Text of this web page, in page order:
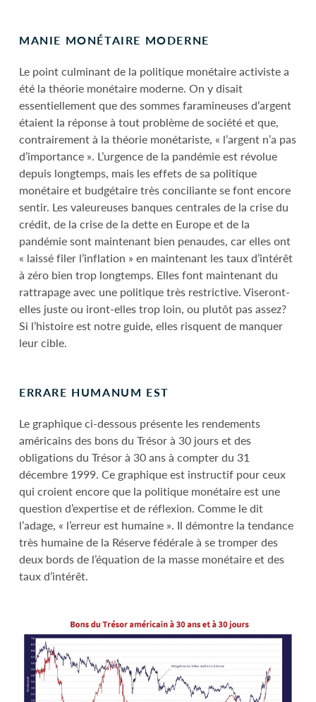
MANIE MONÉTAIRE MODERNE
Le point culminant de la politique monétaire activiste a
été la théorie monétaire moderne. On y disait
essentiellement que des sommes faramineuses d’argent
étaient la réponse à tout problème de société et que,
contrairement à la théorie monétariste, « l’argent n’a pas
d’importance ». L’urgence de la pandémie est révolue
depuis longtemps, mais les effets de sa politique
monétaire et budgétaire très conciliante se font encore
sentir. Les valeureuses banques centrales de la crise du
crédit, de la crise de la dette en Europe et de la
pandémie sont maintenant bien penaudes, car elles ont
« laissé filer l’inflation » en maintenant les taux d’intérêt
à zéro bien trop longtemps. Elles font maintenant du
rattrapage avec une politique très restrictive. Viseront-
elles juste ou iront-elles trop loin, ou plutôt pas assez?
Si l’histoire est notre guide, elles risquent de manquer
leur cible.
ERRARE HUMANUM EST
Le graphique ci-dessous présente les rendements
américains des bons du Trésor à 30 jours et des
obligations du Trésor à 30 ans à compter du 31
décembre 1999. Ce graphique est instructif pour ceux
qui croient encore que la politique monétaire est une
question d’expertise et de réflexion. Comme le dit
l’adage, « l’erreur est humaine ». Il démontre la tendance
très humaine de la Réserve fédérale à se tromper des
deux bords de l’équation de la masse monétaire et des
taux d’intérêt.